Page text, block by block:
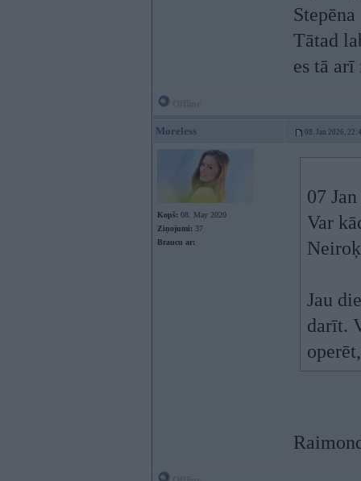
Tātad
es tā
Moreless 08. Jan 2026,
Kopš: 08. May 2020
Ziņojumi: 37
Braucu ar:
07
Var
Jau
darīt.